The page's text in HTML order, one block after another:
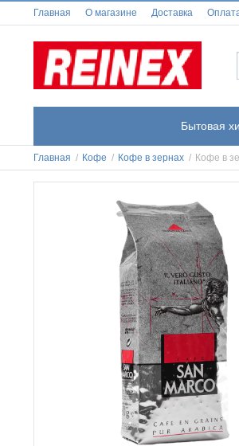
Главная О магазине Доставка
Бытовая
Главная / Кофе / Кофе в зернах / Кофе в